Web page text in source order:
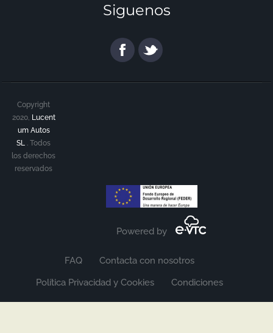
Siguenos
Copyright
2020, Lucent
um Autos
SL
.Todos
los derechos
reservados
Powered by
FAQ
Contacta con nosotros
Política Privacidad y Cookies
Condiciones